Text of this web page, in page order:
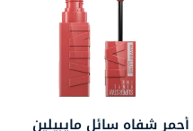
أحمر شفاه سائل مايبيلين